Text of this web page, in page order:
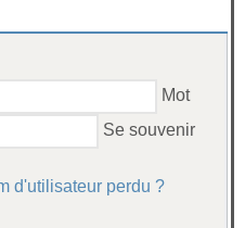
Mot
Se souvenir
d'utilisateur perdu ?